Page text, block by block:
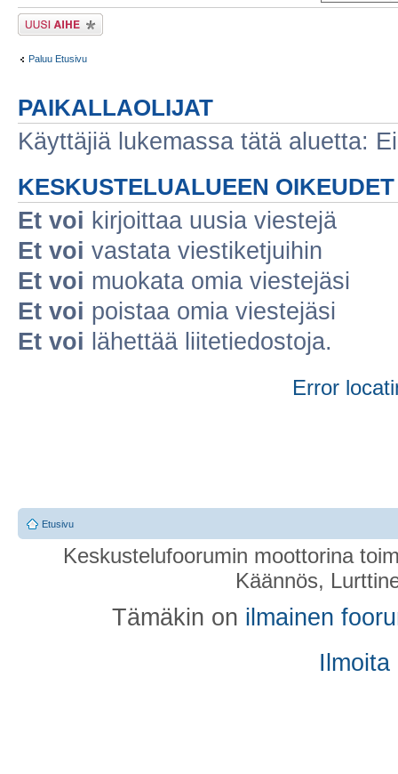
Lähetä uusi viesti
Paluu Etusivu
PAIKALLAOLIJAT
Käyttäjiä lukemassa tätä aluetta:
KESKUSTELUALUEEN OIKEUDET
Et voi kirjoittaa uusia viestejä
Et voi vastata viestiketjuihin
Et voi muokata omia viestejäsi
Et voi poistaa omia viestejäsi
Et voi lähettää liitetiedostoja.
Error
Etusivu
Keskustelufoorumin moottorina
Käännös,
Tämäkin on ilmainen